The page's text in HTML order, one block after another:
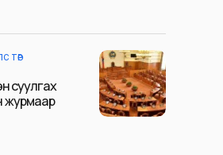
ТӨР
суулгах
журмаар